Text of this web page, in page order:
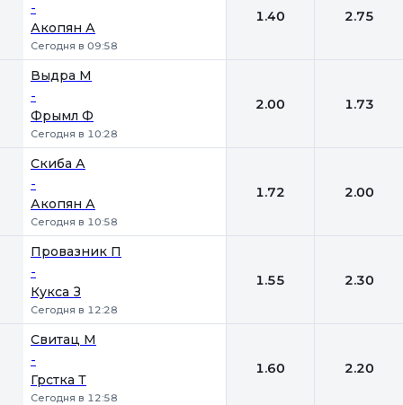
-
Акопян А
Сегодня в 09:58
1.40 2.75
Выдра М
-
Фрымл Ф
Сегодня в 10:28
2.00 1.73
Скиба А
-
Акопян А
Сегодня в 10:58
1.72 2.00
Провазник П
-
Кукса З
Сегодня в 12:28
1.55 2.30
Свитац М
-
Грстка Т
Сегодня в 12:58
1.60 2.20